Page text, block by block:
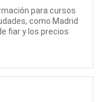
para cursos
como Madrid
fiar y los precios